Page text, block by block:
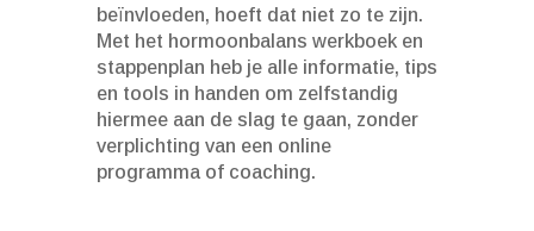
beïnvloeden, hoeft dat niet zo te zijn.
Met het hormoonbalans werkboek en
stappenplan heb je alle informatie, tips
en tools in handen om zelfstandig
hiermee aan de slag te gaan, zonder
verplichting van een online
programma of coaching.